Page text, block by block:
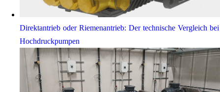
Direktantrieb oder Riemenantrieb: Der technische Vergleich bei
Hochdruckpumpen